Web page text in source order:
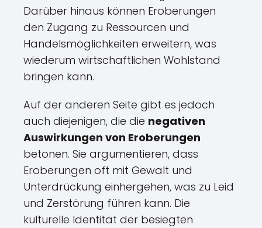
Darüber hinaus können Eroberungen
den Zugang zu Ressourcen und
Handelsmöglichkeiten erweitern, was
wiederum wirtschaftlichen Wohlstand
bringen kann.
Auf der anderen Seite gibt es jedoch
auch diejenigen, die die negativen
Auswirkungen von Eroberungen
betonen. Sie argumentieren, dass
Eroberungen oft mit Gewalt und
Unterdrückung einhergehen, was zu Leid
und Zerstörung führen kann. Die
kulturelle Identität der besiegten